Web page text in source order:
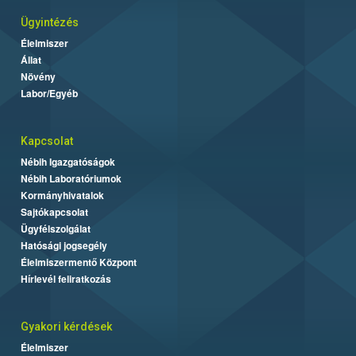
Ügyintézés
Élelmiszer
Állat
Növény
Labor/Egyéb
Kapcsolat
Nébih Igazgatóságok
Nébih Laboratóriumok
Kormányhivatalok
Sajtókapcsolat
Ügyfélszolgálat
Hatósági jogsegély
Élelmiszermentő Központ
Hírlevél feliratkozás
Gyakori kérdések
Élelmiszer